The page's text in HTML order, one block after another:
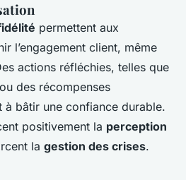
permettent aux
l’engagement client, même
actions réfléchies, telles que
des récompenses
à bâtir une confiance durable.
positivement la perception
la gestion des crises.